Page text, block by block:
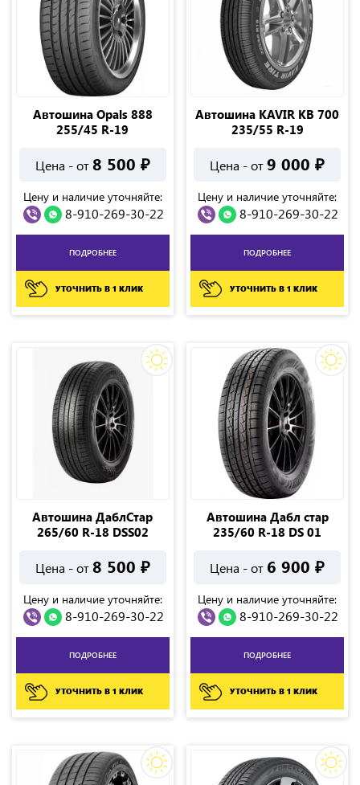
Автошина Opals 888
255/45 R-19
Цена - от8 500 ₽
Цену и наличие уточняйте:
8-910-269-30-22
ПОДРОБНЕЕ
УТОЧНИТЬ В 1 КЛИК
Автошина KAVIR KB 700
235/55 R-19
Цена - от9 000 ₽
Цену и наличие уточняйте:
8-910-269-30-22
ПОДРОБНЕЕ
УТОЧНИТЬ В 1 КЛИК
Автошина ДаблСтар
265/60 R-18 DSS02
Цена - от8 500 ₽
Цену и наличие уточняйте:
8-910-269-30-22
ПОДРОБНЕЕ
УТОЧНИТЬ В 1 КЛИК
Автошина Дабл стар
235/60 R-18 DS 01
Цена - от 6 900 ₽
Цену и наличие уточняйте:
8-910-269-30-22
ПОДРОБНЕЕ
УТОЧНИТЬ В 1 КЛИК